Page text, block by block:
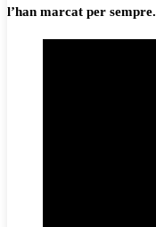
l’han marcat per sempre.